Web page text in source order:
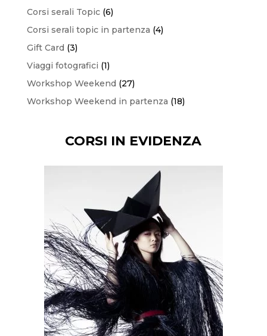
Corsi serali Topic 66
prodotti
Corsi serali topic in partenza 44
Gift Card 33
prodotti
Viaggi fotografici 11
prodotto
Workshop Weekend 2727
prodotti
Workshop Weekend in partenza 1818
CORSI IN EVIDENZA